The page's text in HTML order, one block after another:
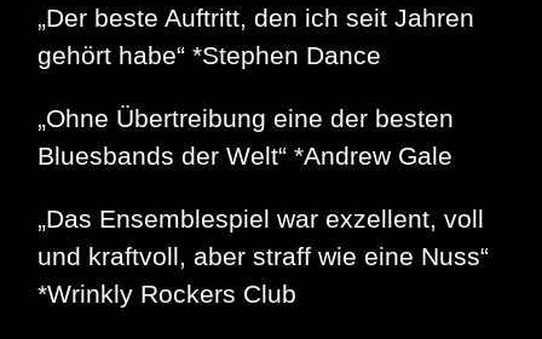
„Der beste Auftritt, den ich seit Jahren
gehört habe“ *Stephen Dance
„Ohne Übertreibung eine der besten
Bluesbands der Welt“ *Andrew Gale
„Das Ensemblespiel war exzellent, voll
und kraftvoll, aber straff wie eine Nuss“
*Wrinkly Rockers Club